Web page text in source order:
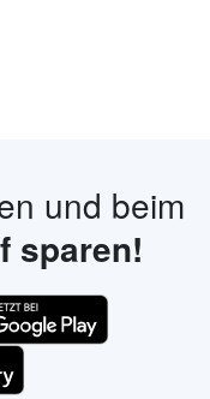
und beim
sparen!